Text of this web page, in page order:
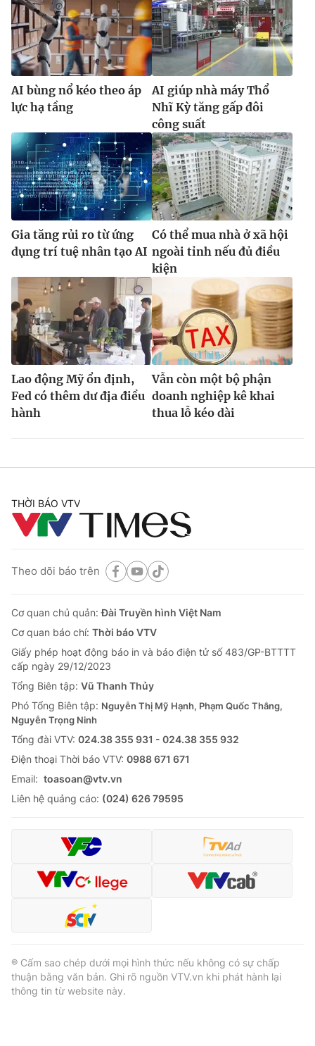
® Cấm sao chép dưới mọi hình thức nếu không có sự chấp
thuận bằng văn bản. Ghi rõ nguồn VTV.vn khi phát hành lại
thông tin từ website này.
AI bùng nổ kéo theo áp
lực hạ tầng
AI giúp nhà máy Thổ
Nhĩ Kỳ tăng gấp đôi
công suất
Gia tăng rủi ro từ ứng
dụng trí tuệ nhân tạo AI
Có thể mua nhà ở xã hội
ngoài tỉnh nếu đủ điều
kiện
Lao động Mỹ ổn định,
Fed có thêm dư địa điều
hành
Vẫn còn một bộ phận
doanh nghiệp kê khai
thua lỗ kéo dài
THỜI BÁO VTV
Theo dõi báo trên
Cơ quan chủ quản:Đài Truyền hình Việt Nam
Cơ quan báo chí: Thời báo VTV
Giấy phép hoạt động báo in và báo điện tử số 483/GP-BTTTT
cấp ngày 29/12/2023
Tổng Biên tập: Vũ Thanh Thủy
Phó Tổng Biên tập: Nguyễn Thị Mỹ Hạnh, Phạm Quốc Thắng,
Nguyễn Trọng Ninh
Tổng đài VTV: 024.38 355 931 - 024.38 355 932
Ðiện thoại Thời báo VTV: 0988 671 671
Email: toasoan@vtv.vn
Liên hệ quảng cáo: (024) 626 79595
® Cấm sao chép dưới mọi hình thức nếu không có sự chấp
thuận bằng văn bản. Ghi rõ nguồn VTV.vn khi phát hành lại
thông tin từ website này.